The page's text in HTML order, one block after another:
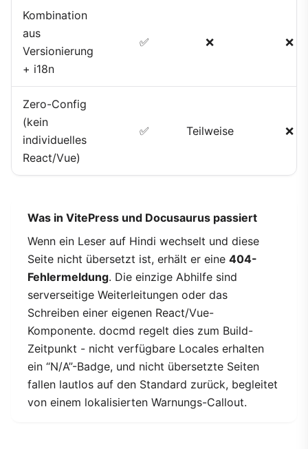
Kombination
aus
Versionierung
+ i18n
✅ ❌ ❌
Zero-Config
(kein
individuelles
React/Vue)
✅ Teilweise ❌
Was in VitePress und Docusaurus passiert
Wenn ein Leser auf Hindi wechselt und diese
Seite nicht übersetzt ist, erhält er eine 404-
Fehlermeldung. Die einzige Abhilfe sind
serverseitige Weiterleitungen oder das
Schreiben einer eigenen React/Vue-
Komponente. docmd regelt dies zum Build-
Zeitpunkt - nicht verfügbare Locales erhalten
ein “N/A”-Badge, und nicht übersetzte Seiten
fallen lautlos auf den Standard zurück, begleitet
von einem lokalisierten Warnungs-Callout.